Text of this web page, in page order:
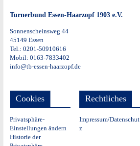
Turnerbund Essen-Haarzopf 1903 e.V.
Sonnenscheinsweg 44
45149 Essen
Tel.: 0201-50910616
Mobil: 0163-7833402
info@tb-essen-haarzopf.de
Cookies
Privatsphäre-
Einstellungen ändern
Historie der
Rechtliches
Impressum/Datenschut
z